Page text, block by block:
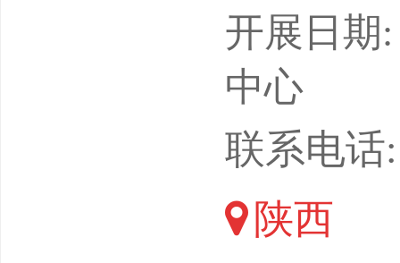
核心承
算”专项
中国，
大、西
开展日期
中心
联系电话:
陕西